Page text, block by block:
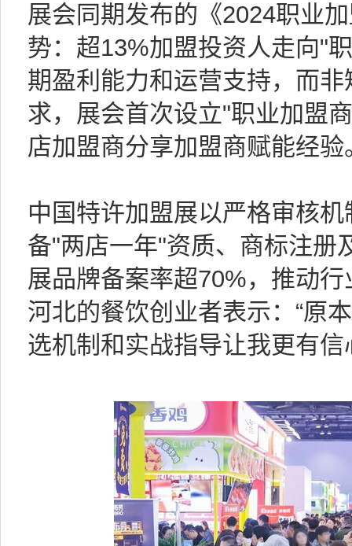
展会同期发布的《2024职业
势：超13%加盟投资人走向"
期盈利能力和运营支持，而
求，展会首次设立"职业加盟
店加盟商分享加盟商赋能经验
中国特许加盟展以严格审核
备"两店一年"资质、商标注册
展品牌备案率超70%，推动
河北的餐饮创业者表示：“原
选机制和实战指导让我更有信